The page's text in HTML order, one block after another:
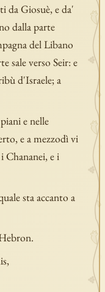
da Giosuè, e da'
dalla parte
del Libano
sale verso Seir: e
d'Israele; a
e nelle
e a mezzodì vi
Chananei, e i
sta accanto a